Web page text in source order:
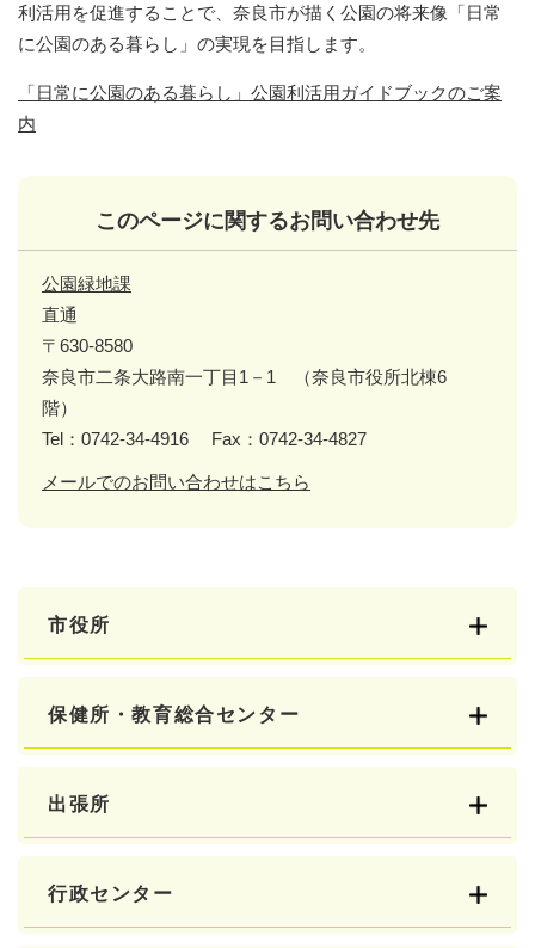
利活用を促進することで、奈良市が描く公園の将来像「日常
に公園のある暮らし」の実現を目指します。
「日常に公園のある暮らし」公園利活用ガイドブックのご案
内
このページに関するお問い合わせ先
公園緑地課
直通
〒630-8580
奈良市二条大路南一丁目1－1 （奈良市役所北棟6
階）
Tel：0742-34-4916
Fax：0742-34-4827
メールでのお問い合わせはこちら
市役所
保健所・教育総合センター
出張所
行政センター